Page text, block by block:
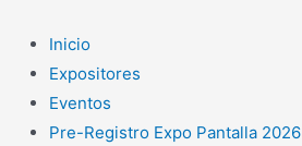
contenido
Inicio
Expositores
Eventos
Pre-Registro Expo Pantalla 2026